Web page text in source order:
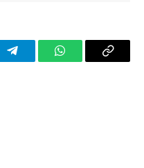
TelegramWhatsAppCopy